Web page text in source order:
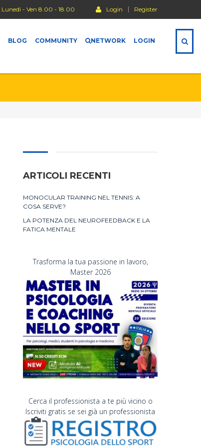
Login Register
Lunedì - Ven 8.00 - 18.00
BLOG COMMUNITY NETWORK LOGIN
ARTICOLI RECENTI
MONOCULAR TRAINING NEL TENNIS: A
COSA SERVE?
LA POTENZA DEL NEUROFEEDBACK E LA
FATICA MENTALE
Trasforma la tua passione in lavoro,
Master 2026
Cerca il professionista a te più vicino o
Iscriviti gratis se sei già un professionista